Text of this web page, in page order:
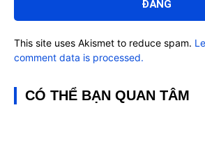
This site uses Akismet to reduce spam.
comment data is processed.
CÓ THỂ BẠN QUAN TÂM